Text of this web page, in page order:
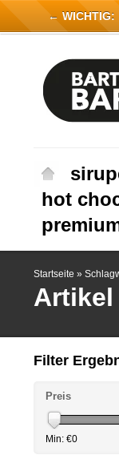
hot
Startseite »
Filter
Preis
Min: €0
← WICHTIG: